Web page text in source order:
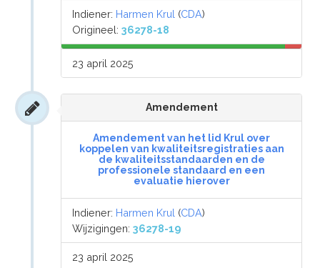
Indiener: Harmen Krul (CDA)
Origineel:36278-18
23 april 2025
Amendement
Amendement van het lid Krul over
koppelen van kwaliteitsregistraties aan
de kwaliteitsstandaarden en de
professionele standaard en een
evaluatie hierover
Indiener: Harmen Krul (CDA)
Wijzigingen:36278-19
23 april 2025